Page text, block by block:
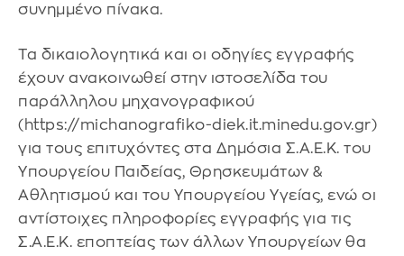
συνημμένο πίνακα.
Τα δικαιολογητικά και οι οδηγίες εγγραφής
έχουν ανακοινωθεί στην ιστοσελίδα του
παράλληλου μηχανογραφικού
(https://michanografiko-diek.it.minedu.gov.gr)
για τους επιτυχόντες στα Δημόσια Σ.Α.Ε.Κ. του
Υπουργείου Παιδείας, Θρησκευμάτων &
Αθλητισμού και του Υπουργείου Υγείας, ενώ οι
αντίστοιχες πληροφορίες εγγραφής για τις
Σ.Α.Ε.Κ. εποπτείας των άλλων Υπουργείων θα